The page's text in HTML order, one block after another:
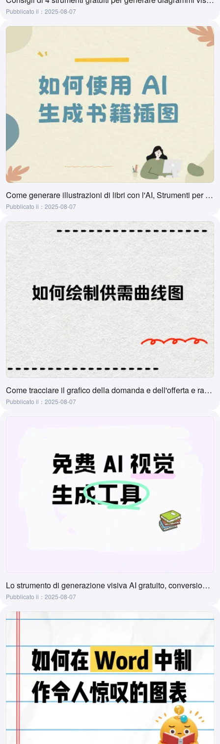
Pubblicato il：2025-08-07
Come generare illustrazioni di libri con l'AI, Strumenti per generare illustrazioni di libri con l'AI
Pubblicato il：2025-08-07
Come tracciare il grafico della domanda e dell'offerta e raccomandazioni di strumenti
Pubblicato il：2025-08-07
Lo strumento di generazione visiva AI gratuito, conversione online da testo a visivo
Pubblicato il：2025-08-07